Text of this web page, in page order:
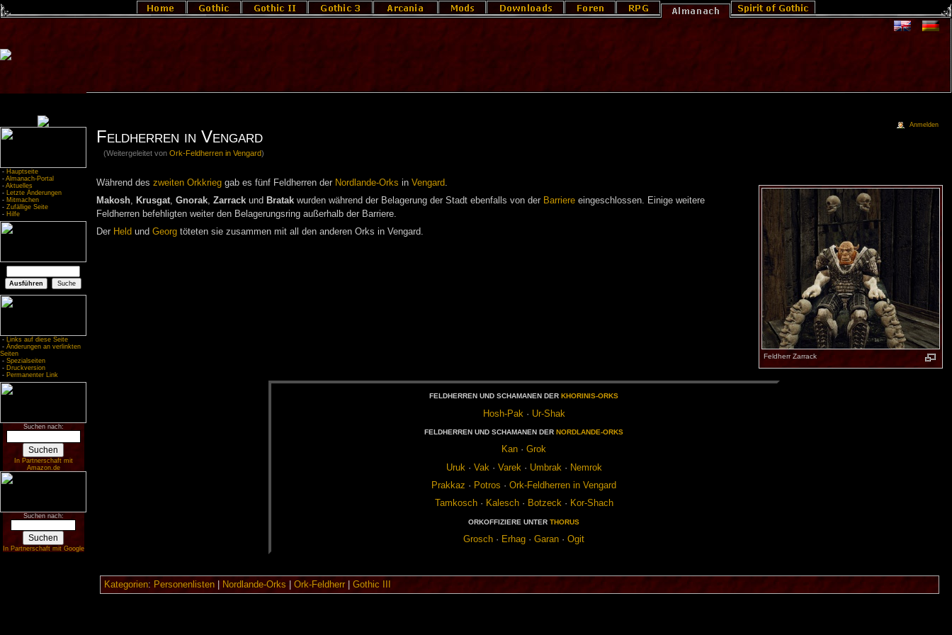
- Hauptseite
- Almanach-Portal
- Aktuelles
- Letzte Änderungen
- Mitmachen
- Zufällige Seite
- Hilfe
- Links auf diese Seite
- Änderungen an verlinkten
Seiten
- Spezialseiten
- Druckversion
- Permanenter Link
Suchen nach:
In Partnerschaft mit
Amazon.de
Suchen nach:
In Partnerschaft mit Google
Feldherren in Vengard
(Weitergeleitet vonOrk-Feldherren in Vengard)
Feldherr Zarrack
Während des zweiten Orkkrieggab es fünf Feldherren der Nordlande-Orks in Vengard
Makosh, Krusgat, Gnorak, Zarrackund Bratakwurden während der Belagerung der Stadt ebenfalls von der Barriereeingeschlossen. Einige weitere
Feldherren befehligten weiter den Belagerungsring außerhalb der Barriere.
Der Held und Georgtöteten sie zusammen mit all den anderen Orks in Vengard.
FELD­HER­REN UND SCHA­MA­NEN DER KHO­RI­NIS-ORKS
Hosh-Pak · Ur-Shak
FELD­HER­REN UND SCHA­MA­NEN DERNORD­LAN­DE-ORKS
Kan ·Grok
Uruk · Vak · Varek · Um­brak · Nem­rok
Prak­kaz · Po­tros ·Ork-Feld­her­ren in Ven­gard
Tam­kosch· Ka­lesch· Botz­eck· Kor-Shach
OR­K­OF­FI­ZIE­RE UN­TERTHO­RUS
Grosch · Er­hag ·Ga­ran ·Ogit
Kategorien: Personenlisten| Nordlande-Orks Ork-Feldherr| Gothic III
Anmelden